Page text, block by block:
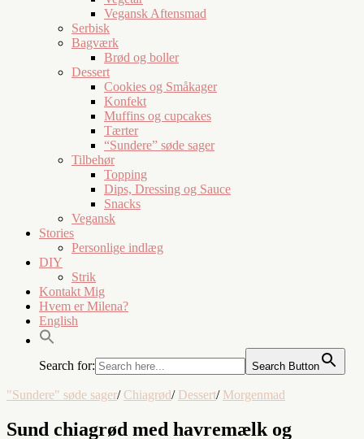
Vegansk Aftensmad
Serbisk
Bagværk
Brød og boller
Dessert
Cookies og Småkager
Konfekt
Muffins og cupcakes
Tærter
“Sundere” søde sager
Tilbehør
Topping
Dips, Dressing og Sauce
Snacks
Vegansk
Stories
Personlige indlæg
DIY
Strik
Kontakt Mig
Hvem er Milena?
English
Search for: Search Button
"Sundere" søde sager/ Chiagrød/ Dessert/ Morgenmad
Sund chiagrød med havremælk og